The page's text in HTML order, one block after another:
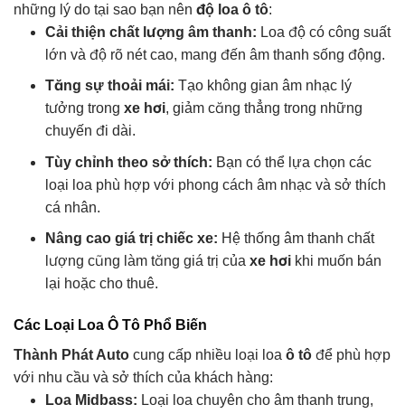
những lý do tại sao bạn nên độ loa ô tô:
Cải thiện chất lượng âm thanh: Loa độ có công suất
lớn và độ rõ nét cao, mang đến âm thanh sống động.
Tăng sự thoải mái: Tạo không gian âm nhạc lý
tưởng trong xe hơi, giảm căng thẳng trong những
chuyến đi dài.
Tùy chỉnh theo sở thích: Bạn có thể lựa chọn các
loại loa phù hợp với phong cách âm nhạc và sở thích
cá nhân.
Nâng cao giá trị chiếc xe: Hệ thống âm thanh chất
lượng cũng làm tăng giá trị của xe hơi khi muốn bán
lại hoặc cho thuê.
Các Loại Loa Ô Tô Phổ Biến
Thành Phát Auto cung cấp nhiều loại loa ô tô để phù hợp
với nhu cầu và sở thích của khách hàng:
Loa Midbass: Loại loa chuyên cho âm thanh trung,